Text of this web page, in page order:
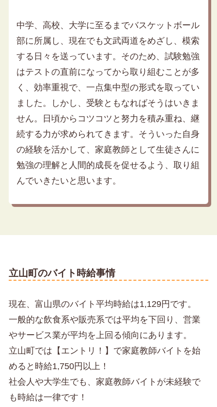
中学、高校、大学に至るまでバスケットボール
部に所属し、現在でも文武両道をめざし、模索
する日々を送っています。そのため、試験勉強
はテストの直前になってから取り組むことが多
く、効率重視で、一点集中型の形式を取ってい
ました。しかし、受験ともなればそうはいきま
せん。日頃からコツコツと努力を積み重ね、継
続する力が求められてきます。そういった自身
の経験を活かして、家庭教師として生徒さんに
勉強の理解と人間的成長を促せるよう、取り組
んでいきたいと思います。
立山町のバイト時給事情
現在、富山県のバイト平均時給は1,129円です。
一般的な飲食系や販売系では平均を下回り、営業
やサービス業が平均を上回る傾向にあります。
立山町では【エントリ！】で家庭教師バイトを始
めると時給1,750円以上！
社会人や大学生でも、家庭教師バイトが未経験で
も時給は一律です！